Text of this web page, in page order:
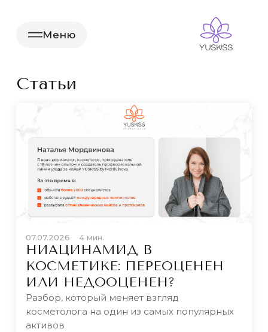
Меню
Статьи
07.07.2026 4 мин.
НИАЦИНАМИД В
КОСМЕТИКЕ: ПЕРЕОЦЕНЕН
ИЛИ НЕДООЦЕНЕН?
Разбор, который меняет взгляд
косметолога на один из самых популярных
активов